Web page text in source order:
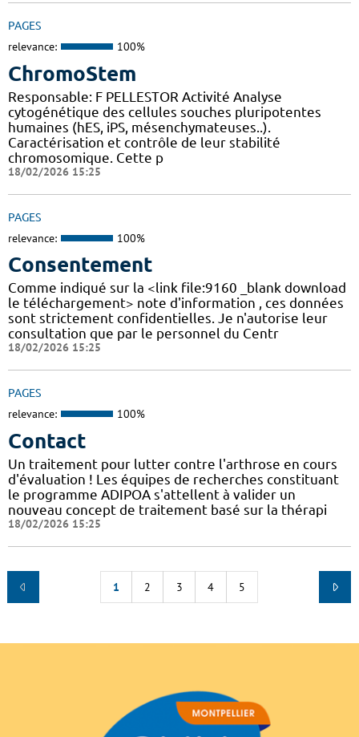
PAGES
relevance: 100%
ChromoStem
Responsable: F PELLESTOR Activité Analyse
cytogénétique des cellules souches pluripotentes
humaines (hES, iPS, mésenchymateuses..).
Caractérisation et contrôle de leur stabilité
chromosomique. Cette p
18/02/2026 15:25
PAGES
relevance: 100%
Consentement
Comme indiqué sur la <link file:9160 _blank download
le téléchargement> note d'information , ces données
sont strictement confidentielles. Je n'autorise leur
consultation que par le personnel du Centr
18/02/2026 15:25
PAGES
relevance: 100%
Contact
Un traitement pour lutter contre l'arthrose en cours
d'évaluation ! Les équipes de recherches constituant
le programme ADIPOA s'attellent à valider un
nouveau concept de traitement basé sur la thérapi
18/02/2026 15:25
1 2 3 4 5